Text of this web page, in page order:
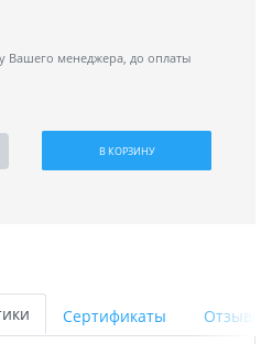
Вашего менеджера, до оплаты
В КОРЗИНУ
Сертификаты
Отзывы